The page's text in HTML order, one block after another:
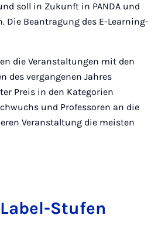
soll in Zukunft in PANDA und
Die Beantragung des E-Learning-
die Veranstaltungen mit den
des vergangenen Jahres
Preis in den Kategorien
und Professoren an die
Veranstaltung die meisten
Stufen